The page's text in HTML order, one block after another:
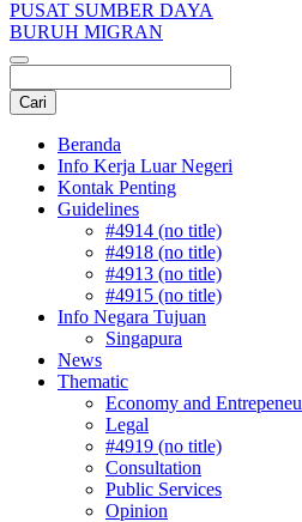
PUSAT SUMBER DAYA
BURUH MIGRAN
Beranda
Info Kerja Luar Negeri
Kontak Penting
Guidelines
#4914 (no title)
#4918 (no title)
#4913 (no title)
#4915 (no title)
Info Negara Tujuan
Singapura
News
Thematic
Economy and
Legal
#4919 (no title)
Consultation
Public Services
Opinion